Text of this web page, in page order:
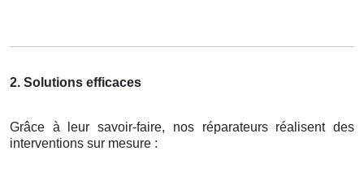
2. Solutions efficaces
Grâce à leur savoir-faire, nos réparateurs réalisent des
interventions sur mesure :